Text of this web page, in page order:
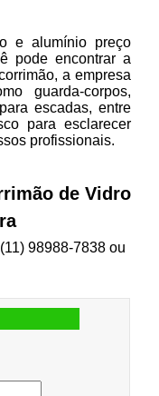
e alumínio preço
pode encontrar a
a empresa
guarda-corpos,
escadas, entre
para esclarecer
profissionais.
de Vidro
(11) 98988-7838ou